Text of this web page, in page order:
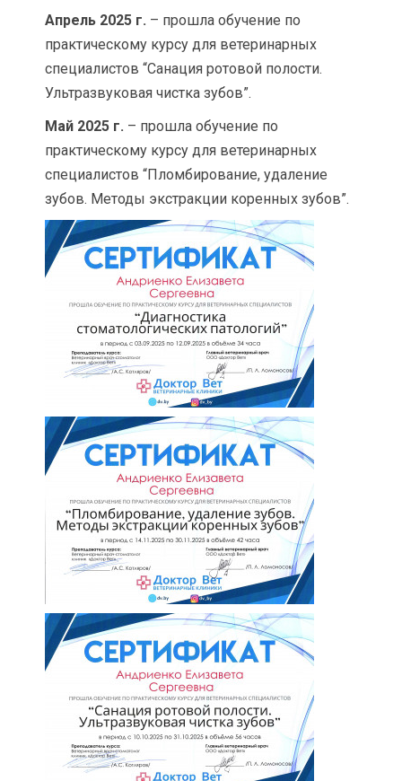
Апрель 2025 г. – прошла обучение по
практическому курсу для ветеринарных
специалистов “Санация ротовой полости.
Ультразвуковая чистка зубов”.
Май 2025 г. – прошла обучение по
практическому курсу для ветеринарных
специалистов “Пломбирование, удаление
зубов. Методы экстракции коренных зубов”.